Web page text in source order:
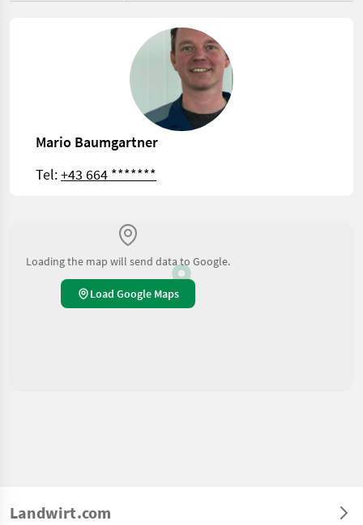
Mario Baumgartner
Tel:+43 664 *******
Loading the map will send data to Google.
Load Google Maps
Landwirt.com